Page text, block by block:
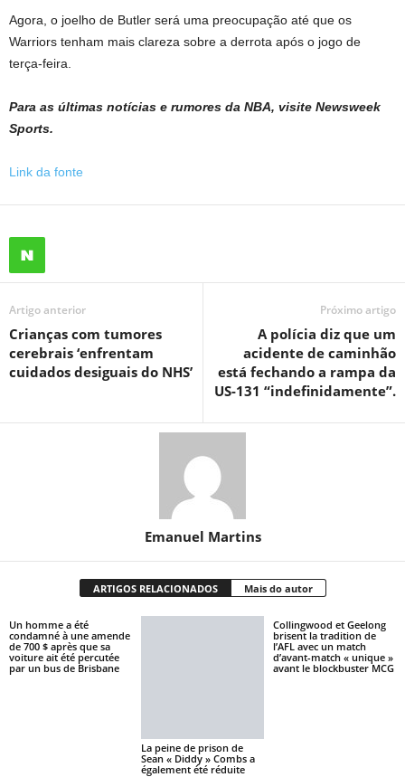
Agora, o joelho de Butler será uma preocupação até que os
Warriors tenham mais clareza sobre a derrota após o jogo de
terça-feira.
Para as últimas notícias e rumores da NBA, visite Newsweek
Sports.
Link da fonte
Artigo anterior
Crianças com tumores
cerebrais ‘enfrentam
cuidados desiguais do NHS’
Próximo artigo
A polícia diz que um
acidente de caminhão
está fechando a rampa da
US-131 “indefinidamente”.
Emanuel Martins
ARTIGOS RELACIONADOS Mais do autor
Un homme a été
condamné à une amende
de 700 $ après que sa
voiture ait été percutée
par un bus de Brisbane
La peine de prison de
Sean « Diddy » Combs a
également été réduite
Collingwood et Geelong
brisent la tradition de
l’AFL avec un match
d’avant-match « unique »
avant le blockbuster MCG